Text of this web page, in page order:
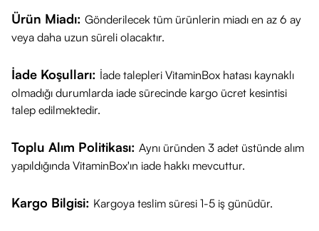
Ürün Miadı: Gönderilecek tüm ürünlerin miadı en az 6 ay
veya daha uzun süreli olacaktır.
İade Koşulları: İade talepleri VitaminBox hatası kaynaklı
olmadığı durumlarda iade sürecinde kargo ücret kesintisi
talep edilmektedir.
Toplu Alım Politikası: Aynı üründen 3 adet üstünde alım
yapıldığında VitaminBox'ın iade hakkı mevcuttur.
Kargo Bilgisi: Kargoya teslim süresi 1-5 iş günüdür.